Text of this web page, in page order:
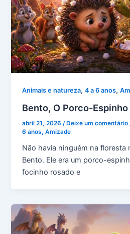
Animais e natureza,4 a 6 anos,
Bento, O Porco-Espinho
abril 21, 2026 /Deixe um comentário
6 anos,Amizade
Não havia ninguém na floresta
Bento. Ele era um porco-
focinho rosado e